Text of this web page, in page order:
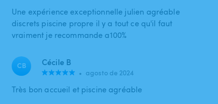
Une expérience exceptionnelle julien agréable
discrets piscine propre il y a tout ce qu'il faut
vraiment je recommande a100%
CB Cécile B
• agosto de 2024
Très bon accueil et piscine agréable